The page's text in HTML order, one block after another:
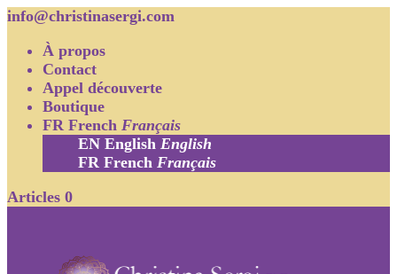
info@christinasergi.com
À propos
Contact
Appel découverte
Boutique
FR French Français
EN English English
FR French Français
Articles 0